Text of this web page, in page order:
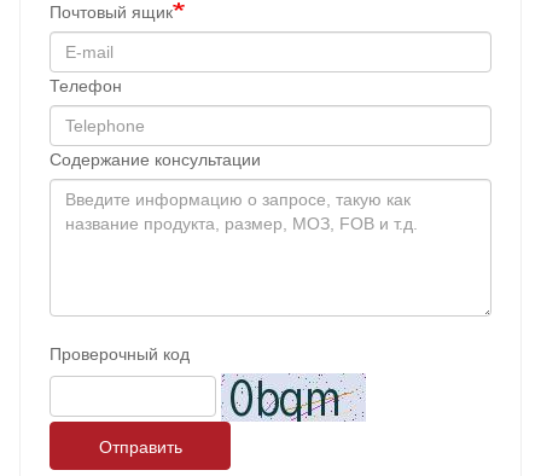
Почтовый ящик
Телефон
Содержание консультации
Проверочный код
Отправить